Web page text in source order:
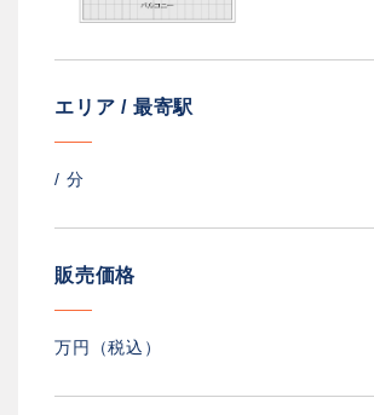
エリア / 最寄駅
/ 分
販売価格
万円（税込）